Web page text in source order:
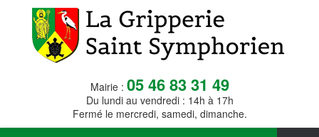
Mairie : 05 46 83 31 49
Du lundi au vendredi : 14h à 17h
Fermé le mercredi, samedi, dimanche.